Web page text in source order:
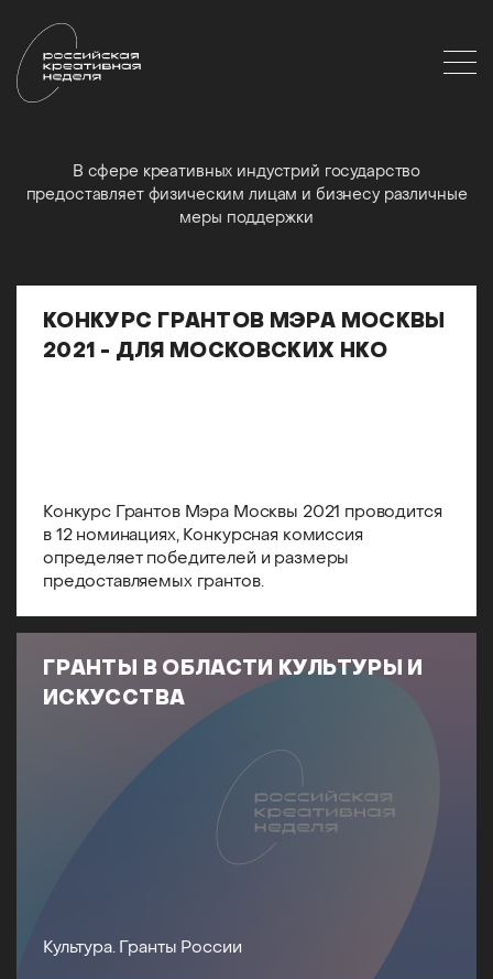
В сфере креативных индустрий государство
предоставляет физическим лицам и бизнесу различные
меры поддержки
КОНКУРС ГРАНТОВ МЭРА МОСКВЫ
2021 - ДЛЯ МОСКОВСКИХ НКО
Конкурс Грантов Мэра Москвы 2021 проводится
в 12 номинациях, Конкурсная комиссия
определяет победителей и размеры
предоставляемых грантов.
ГРАНТЫ В ОБЛАСТИ КУЛЬТУРЫ И
ИСКУССТВА
Культура. Гранты России